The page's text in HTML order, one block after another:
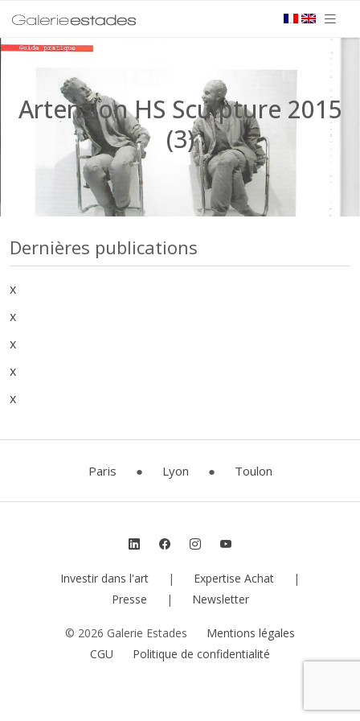
Artension HS Sculpture 2015
(3)
Dernières publications
x
x
x
x
x
Paris ● Lyon ● Toulon
Investir dans l'art | Expertise Achat
|
Presse
| Newsletter
© 2026 Galerie Estades
Mentions légales
CGU
Politique de confidentialité